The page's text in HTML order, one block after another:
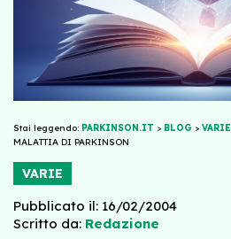
Stai leggendo: PARKINSON.IT > BLOG > VARIE
MALATTIA DI PARKINSON
VARIE
Pubblicato il: 16/02/2004
Scritto da: Redazione